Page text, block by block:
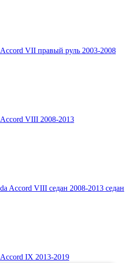
VII правый руль 2003-2008
VIII 2008-2013
Accord VIII седан 2008-2013 седан
IX 2013-2019